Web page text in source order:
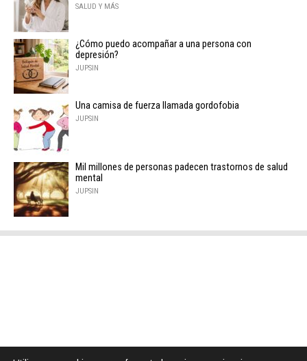
SALUD Y MÁS
¿Cómo puedo acompañar a una persona con
depresión?
JUPSIN
Una camisa de fuerza llamada gordofobia
JUPSIN
Mil millones de personas padecen trastornos de salud
mental
JUPSIN